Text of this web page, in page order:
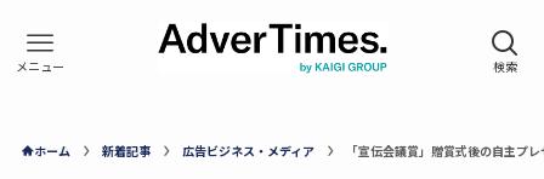
ホーム 新着記事 広告ビジネス・メディア 「宣伝会議賞」贈賞式後の自主プ